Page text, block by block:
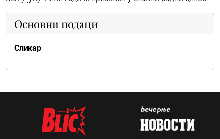
Основни подаци
Сликар